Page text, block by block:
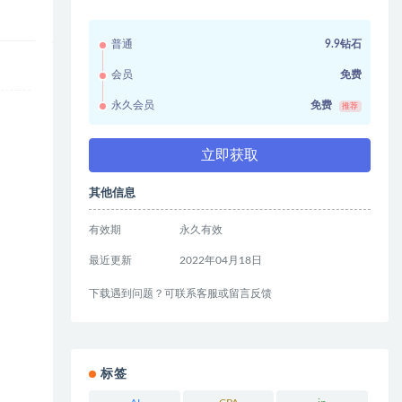
普通 9.9钻石
会员 免费
永久会员 免费 推荐
立即获取
其他信息
有效期 永久有效
最近更新 2022年04月18日
下载遇到问题？可联系客服或留言反馈
标签